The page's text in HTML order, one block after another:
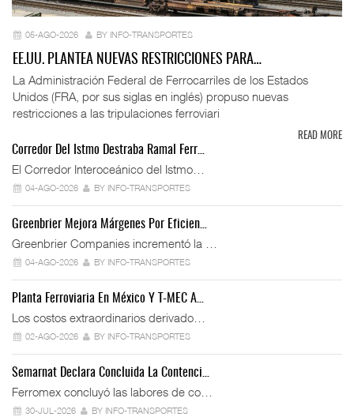
05-AGO-2026 BY INFO-TRANSPORTES
EE.UU. PLANTEA NUEVAS RESTRICCIONES PARA…
La Administración Federal de Ferrocarriles de los Estados
Unidos (FRA, por sus siglas en inglés) propuso nuevas
restricciones a las tripulaciones ferroviari
READ MORE
Corredor Del Istmo Destraba Ramal Ferr…
El Corredor Interoceánico del Istmo…
04-AGO-2026 BY INFO-TRANSPORTES
Greenbrier Mejora Márgenes Por Eficien…
Greenbrier Companies incrementó la …
04-AGO-2026 BY INFO-TRANSPORTES
Planta Ferroviaria En México Y T-MEC A…
Los costos extraordinarios derivado…
02-AGO-2026 BY INFO-TRANSPORTES
Semarnat Declara Concluida La Contenci…
Ferromex concluyó las labores de co…
30-JUL-2026 BY INFO-TRANSPORTES